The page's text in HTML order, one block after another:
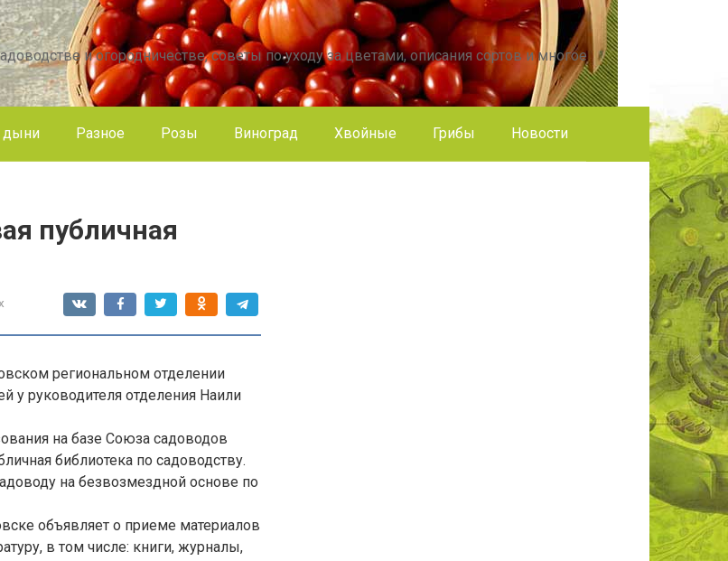
и огородничестве, советы по уходу за цветами, описания сортов и многое
дыни Разное Розы Виноград Хвойные Грибы Новости
публичная
региональном отделении
у руководителя отделения Наили
на базе Союза садоводов
библиотека по садоводству.
на безвозмездной основе по
объявляет о приеме материалов
в том числе: книги, журналы,